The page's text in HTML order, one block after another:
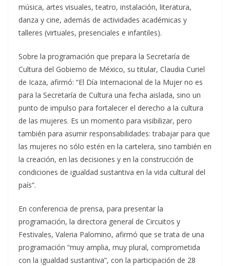
música, artes visuales, teatro, instalación, literatura,
danza y cine, además de actividades académicas y
talleres (virtuales, presenciales e infantiles).
Sobre la programación que prepara la Secretaría de
Cultura del Gobierno de México, su titular, Claudia Curiel
de Icaza, afirmó: “El Día Internacional de la Mujer no es
para la Secretaría de Cultura una fecha aislada, sino un
punto de impulso para fortalecer el derecho a la cultura
de las mujeres. Es un momento para visibilizar, pero
también para asumir responsabilidades: trabajar para que
las mujeres no sólo estén en la cartelera, sino también en
la creación, en las decisiones y en la construcción de
condiciones de igualdad sustantiva en la vida cultural del
país”.
En conferencia de prensa, para presentar la
programación, la directora general de Circuitos y
Festivales, Valeria Palomino, afirmó que se trata de una
programación “muy amplia, muy plural, comprometida
con la igualdad sustantiva”, con la participación de 28